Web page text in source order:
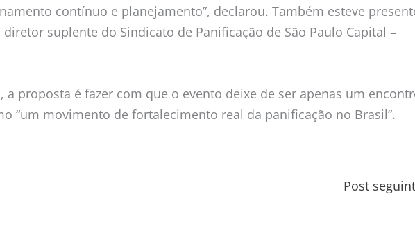
contínuo e planejamento”, declarou. Também esteve
diretor suplente do Sindicato de Panificação de São Paulo Capital –
a proposta é fazer com que o evento deixe de ser apenas um
“um movimento de fortalecimento real da panificação no Brasil”.
Post